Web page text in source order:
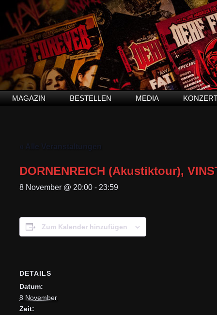
MAGAZIN BESTELLEN MEDIA
« Alle Veranstaltungen
DORNENREICH (Akustiktour),
8 November @ 20:00 - 23:59
Zum Kalender hinzufügen
DETAILS
Datum:
8 November
Zeit: